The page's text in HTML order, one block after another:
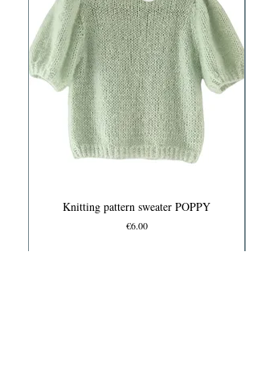
Knitting pattern sweater POPPY
Price
€6.00